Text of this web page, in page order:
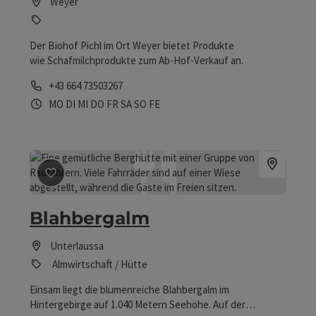
Der Biohof Pichl im Ort Weyer bietet Produkte
wie Schafmilchprodukte zum Ab-Hof-Verkauf an.
Telefon
+43 664 73503267
Öffnungszeiten
MO Montag geöffnet
DI Dienstag geöffnet
MI Mittwoch geöffnet
DO Donnerstag geöffnet
FR Freitag geöffnet
SASamstag geöffnet
SO Sonntag geöffnet
FEFeiertag geöffnet
Beitrag merken: Blahbergalm
Blahbergalm
Unterlaussa
Almwirtschaft / Hütte
Einsam liegt die blumenreiche Blahbergalm im
Hintergebirge auf 1.040 Metern Seehöhe. Auf der